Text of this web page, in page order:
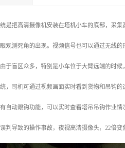
是把高清摄像机安装在塔机小车的底部，采
观测死角的出现。视频信号也可以通过无线的
于盲区众多，特别是小车位于大臂远端的时
，司机可通过视频画面实时看到货物和吊钩
自动跟钩功能，可以实时查看塔吊吊钩作业
判导致的操作事故，夜视高清摄像头，22倍变